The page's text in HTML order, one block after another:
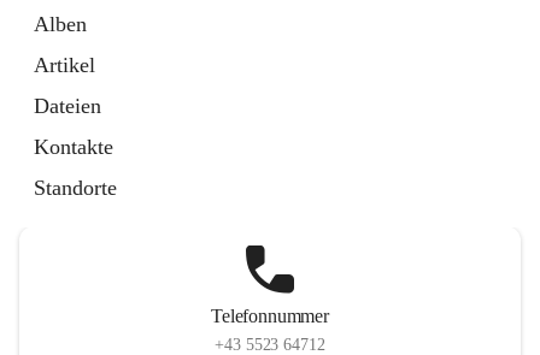
Alben
Artikel
Dateien
Kontakte
Standorte
Telefonnummer
+43 5523 64712